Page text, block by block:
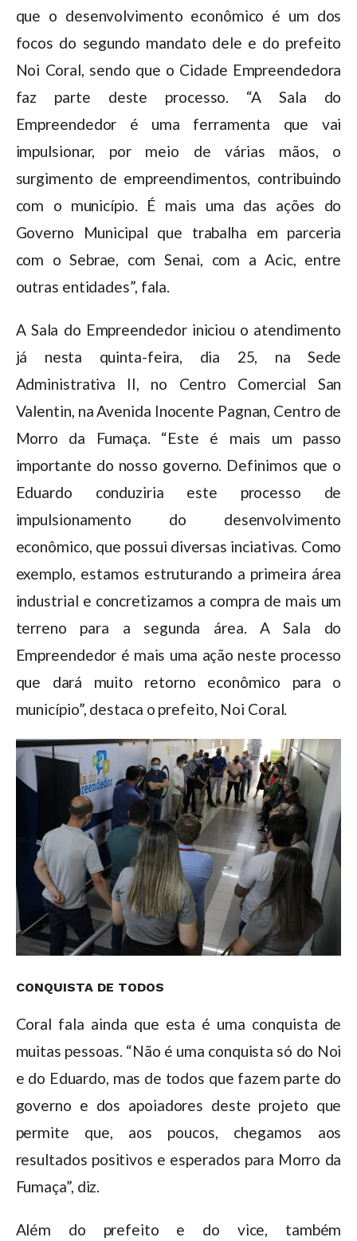
que o desenvolvimento econômico é um dos
focos do segundo mandato dele e do prefeito
Noi Coral, sendo que o Cidade Empreendedora
faz parte deste processo. “A Sala do
Empreendedor é uma ferramenta que vai
impulsionar, por meio de várias mãos, o
surgimento de empreendimentos, contribuindo
com o município. É mais uma das ações do
Governo Municipal que trabalha em parceria
com o Sebrae, com Senai, com a Acic, entre
outras entidades”, fala.
A Sala do Empreendedor iniciou o atendimento
já nesta quinta-feira, dia 25, na Sede
Administrativa II, no Centro Comercial San
Valentin, na Avenida Inocente Pagnan, Centro de
Morro da Fumaça. “Este é mais um passo
importante do nosso governo. Definimos que o
Eduardo conduziria este processo de
impulsionamento do desenvolvimento
econômico, que possui diversas inciativas. Como
exemplo, estamos estruturando a primeira área
industrial e concretizamos a compra de mais um
terreno para a segunda área. A Sala do
Empreendedor é mais uma ação neste processo
que dará muito retorno econômico para o
município”, destaca o prefeito, Noi Coral.
CONQUISTA DE TODOS
Coral fala ainda que esta é uma conquista de
muitas pessoas. “Não é uma conquista só do Noi
e do Eduardo, mas de todos que fazem parte do
governo e dos apoiadores deste projeto que
permite que, aos poucos, chegamos aos
resultados positivos e esperados para Morro da
Fumaça”, diz.
Além do prefeito e do vice, também